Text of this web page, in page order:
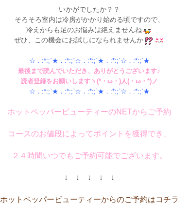
いかがでしたか？？
そろそろ室内は冷房がかかり始める頃ですので、
冷えからも足のお悩みは絶えませんね
ぜひ、この機会にお試しになられませんか
☆．:*:;`★．:*:;`☆．:*:;`★．:*:;`☆．:*:;`★
最後まで読んでいただき、ありがとうございます♪
読者登録をお願いしますヽ(*・ω・)人(・ω・*)ノ
☆．:*:;`★．:*:;`☆．:*:;`★．:*:;`☆．:*:;`★
ホットペッパービューティーのNETからご予約
コースのお値段によってポイントを獲得でき、
２４時間いつでもご予約可能でございます。
↓ ↓ ↓ ↓ ↓
ホットペッパービューティーからのご予約はコチラ